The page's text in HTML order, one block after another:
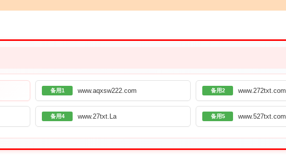
备用1 www.aqxsw222.com 备用2 www.272txt.com
备用4 www.27txt.La 备用5 www.527txt.com